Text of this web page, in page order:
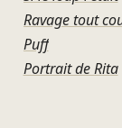
Ravage tout
Puff
Portrait de Rita